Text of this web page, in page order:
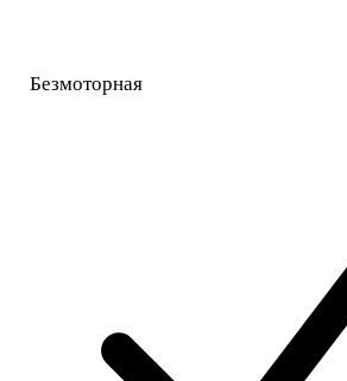
Безмоторная